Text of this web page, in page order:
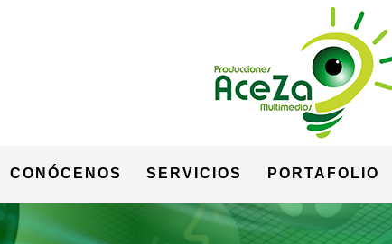
CONÓCENOS PORTAFOLIO
SERVICIOS